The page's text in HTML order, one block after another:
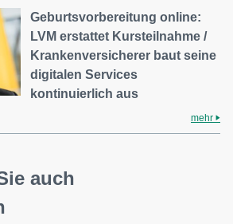
Geburtsvorbereitung online:
LVM erstattet Kursteilnahme /
Krankenversicherer baut seine
digitalen Services
kontinuierlich aus
mehr
auch